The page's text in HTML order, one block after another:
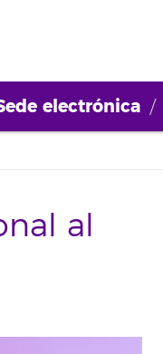
electrónica
al